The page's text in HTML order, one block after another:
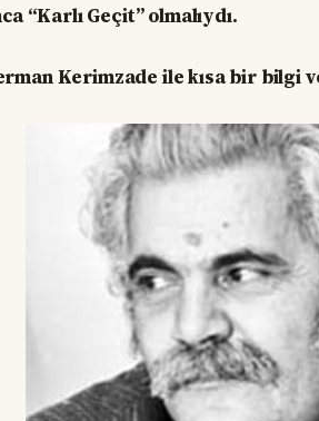
“Karlı Geçit” olmalıydı.
Kerimzade ile kısa bir bilgi